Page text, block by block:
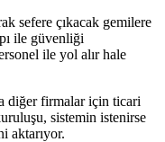
sefere çıkacak gemilere
ile güvenliği
ile yol alır hale
diğer firmalar için ticari
sistemin istenirse
aktarıyor.